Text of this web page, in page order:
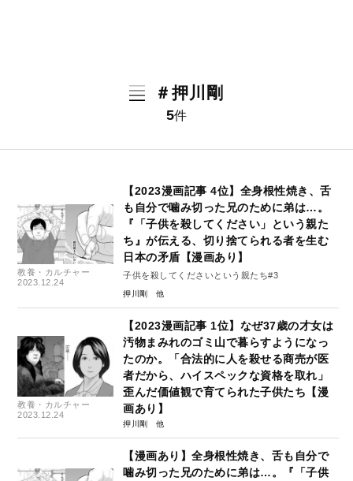
＃押川剛
5件
教養・カルチャー
2023.12.24
【2023漫画記事 4位】全身根性焼き、舌
も自分で噛み切った兄のために弟は…。
『「子供を殺してください」という親た
ち』が伝える、切り捨てられる者を生む
日本の矛盾【漫画あり】
子供を殺してくださいという親たち#3
押川剛
教養・カルチャー
2023.12.24
【2023漫画記事 1位】なぜ37歳の才女は
汚物まみれのゴミ山で暮らすようになっ
たのか。「合法的に人を殺せる商売が医
者だから、ハイスペックな資格を取れ」
歪んだ価値観で育てられた子供たち【漫
画あり】
押川剛
【漫画あり】全身根性焼き、舌も自分で
噛み切った兄のために弟は…。『「子供